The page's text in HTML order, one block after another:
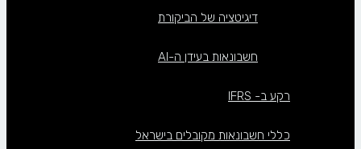
דיגיטציה של הביקורת
חשבונאות בעידן ה-AI
רקע ב- IFRS
כללי חשבונאות מקובלים בישראל